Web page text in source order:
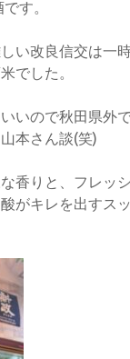
す。
い改良信交は一
でした。
いので秋田県外
本さん談(笑)
香りと、フレッ
がキレを出すス